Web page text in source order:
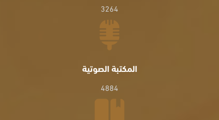
3264
المكتبة الصوتية
4884